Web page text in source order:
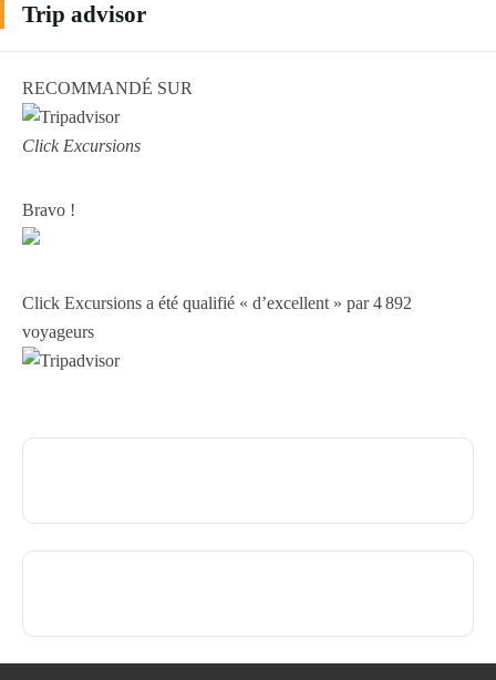
Trip advisor
RECOMMANDÉ SUR
Click Excursions
Bravo !
Click Excursions a été qualifié « d’excellent » par 4 892
voyageurs